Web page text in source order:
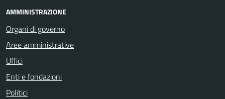
AMMINISTRAZIONE
Organi di governo
Aree amministrative
Uffici
Enti e fondazioni
Politici